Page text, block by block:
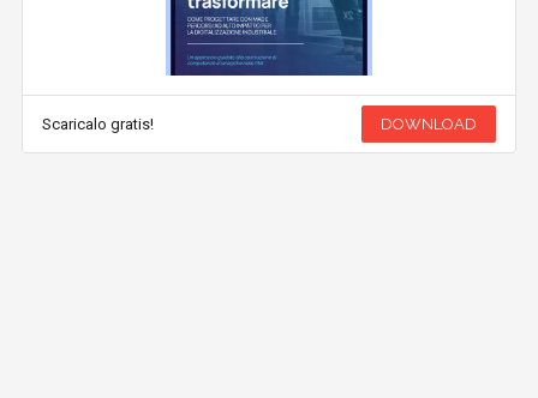
Scaricalo gratis! DOWNLOAD